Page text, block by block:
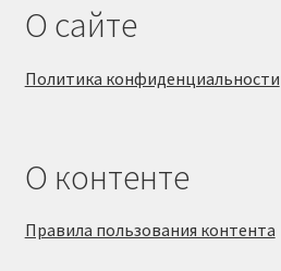
О сайте
Политика конфиденциальности
О контенте
Правила пользования контента